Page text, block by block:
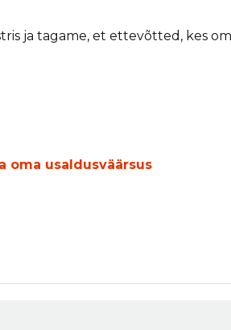
ja tagame, et ettevõtted, kes
oma usaldusväärsus